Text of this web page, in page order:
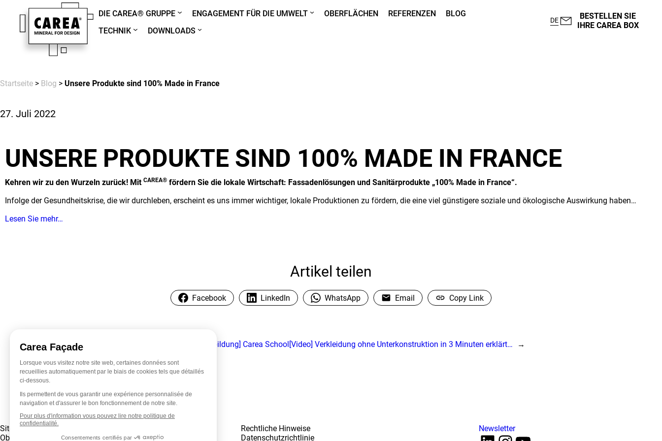
DIE CAREA® GRUPPE ENGAGEMENT FÜR DIE UMWELT OBERFLÄCHEN REFERENZEN
BLOG
TECHNIK
DOWNLOADS
DE
BESTELLEN SIE
IHRE CAREA BOX
Startseite > Blog > Unsere Produkte sind 100% Made in France
27. Juli 2022
UNSERE PRODUKTE SIND 100% MADE IN FRANCE
Kehren wir zu den Wurzeln zurück! Mit CAREA® fördern Sie die lokale Wirtschaft: Fassadenlösungen und Sanitärprodukte „100% Made in France“.
Infolge der Gesundheitskrise, die wir durchleben, erscheint es uns immer wichtiger, lokale Produktionen zu fördern, die eine viel günstigere soziale und ökologische Auswirkung haben…
Lesen Sie mehr…
Artikel teilen
Facebook LinkedIn WhatsApp Email Copy Link
Carea School [Ausbildung] Carea School[Video] Verkleidung ohne Unterkonstruktion in 3 Minuten erklärt… →
Sitemap
Oberflächen
Veranstaltungen
Rechtliche Hinweise
Datenschutzrichtlinie
Newsletter